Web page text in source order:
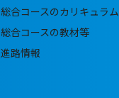
総合コースのカリキュラム
総合コースの教材等
進路情報